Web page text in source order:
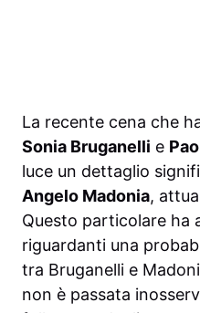
La recente cena che
Sonia Bruganelli e
luce un dettaglio
Angelo Madonia,
Questo particolare ha
riguardanti una
tra Bruganelli e
non è passata